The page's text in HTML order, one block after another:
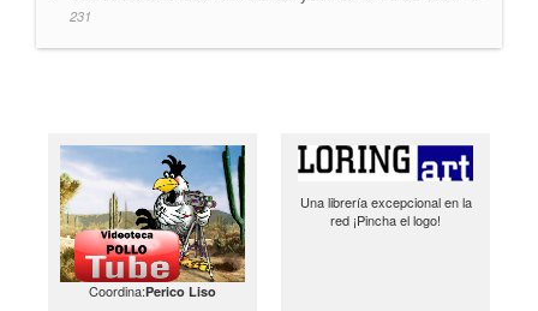
231
Coordina:Perico Liso
Una librería excepcional en la
red ¡Pincha el logo!